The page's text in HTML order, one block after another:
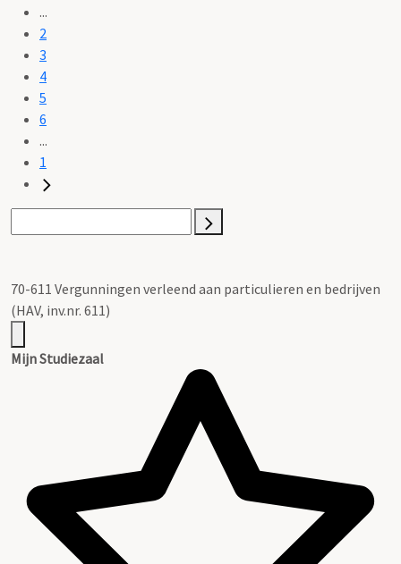
...
2
3
4
5
6
...
1
70-611 Vergunningen verleend aan particulieren en bedrijven
(HAV, inv.nr. 611)
Mijn Studiezaal